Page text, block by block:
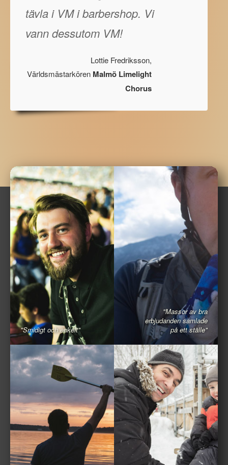
tävla i VM i barbershop. Vi
vann dessutom VM!
Lottie Fredriksson,
Världsmästarkören Malmö Limelight
Chorus
"Smidigt och enkelt"
"Massor av bra
erbjudanden samlade
på ett ställe"